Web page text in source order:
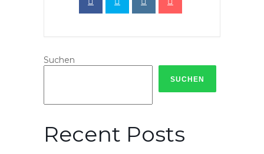
Suchen
SUCHEN
Recent Posts